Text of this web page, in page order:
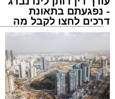
זיץ המרכז למורשת
- נפגעתם בתאונת
דרכים לחצו לקבל מה
שמגיע לכם